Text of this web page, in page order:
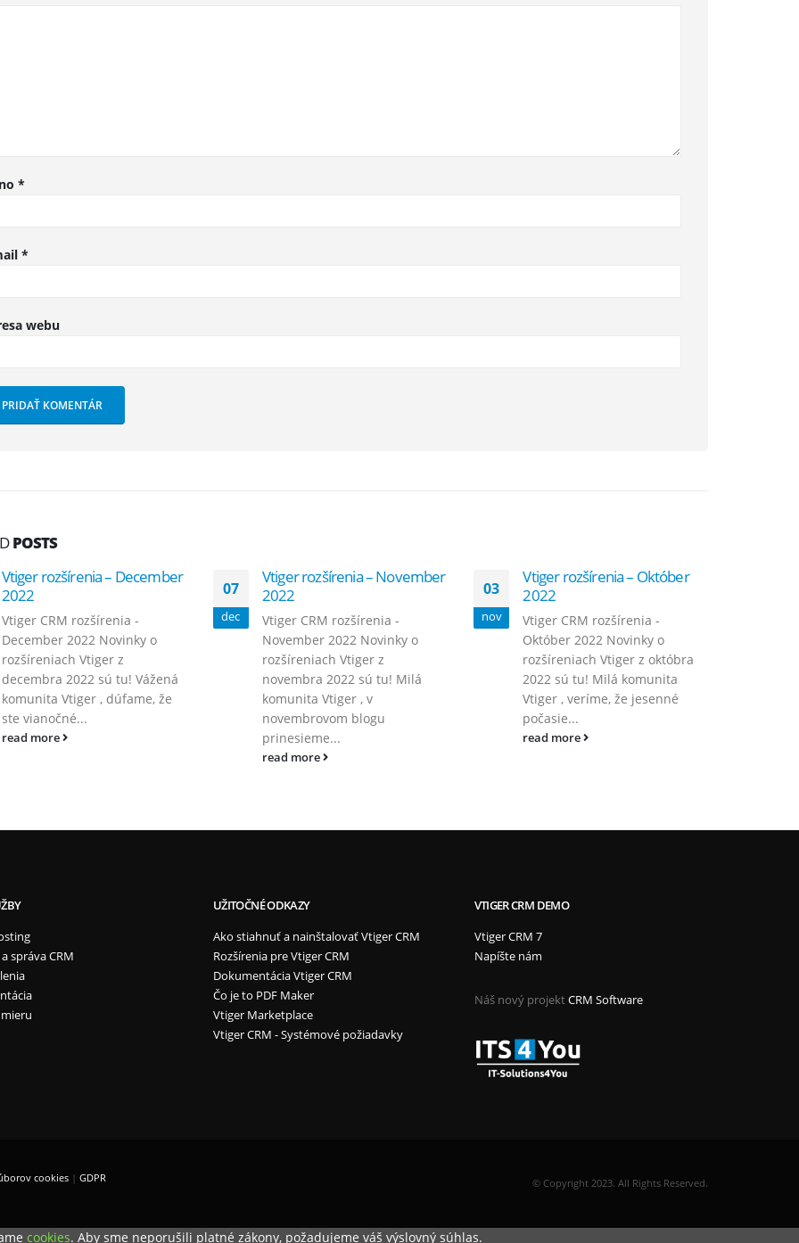
*
*
webu
POSTS
Vtiger rozšírenia – December
2022
Vtiger CRM rozšírenia -
December 2022 Novinky o
rozšíreniach Vtiger z
decembra 2022 sú tu! Vážená
komunita Vtiger , dúfame, že
ste vianočné...
read more
07
dec
Vtiger rozšírenia – November
2022
Vtiger CRM rozšírenia -
November 2022 Novinky o
rozšíreniach Vtiger z
novembra 2022 sú tu! Milá
komunita Vtiger , v
novembrovom blogu
prinesieme...
read more
03
nov
Vtiger rozšírenia – Október
2022
Vtiger CRM rozšírenia -
Október 2022 Novinky o
rozšíreniach Vtiger z októbra
2022 sú tu! Milá komunita
Vtiger , veríme, že jesenné
počasie...
read more
správa CRM
UŽITOČNÉ ODKAZY
Ako stiahnuť a nainštalovať Vtiger CRM
Rozšírenia pre Vtiger CRM
Dokumentácia Vtiger CRM
Čo je to PDF Maker
Vtiger Marketplace
Vtiger CRM - Systémové požiadavky
VTIGER CRM DEMO
Vtiger CRM 7
Napíšte nám
Náš nový projektCRM Software
cookies | GDPR © Copyright 2023. All Rights Reserved.
cookies. Aby sme neporušili platné zákony, požadujeme váš výslovný súhlas.